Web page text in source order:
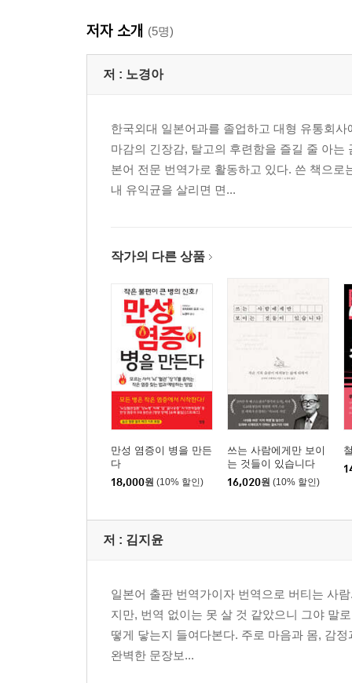
저자 소개 (5명)
저 : 노경아
한국외대 일본어과를 졸업하고 대형 유통회
마감의 긴장감, 탈고의 후련함을 즐길 줄 아
본어 전문 번역가로 활동하고 있다. 쓴 책으
내 유익균을 살리면 면...
작가의 다른 상품
만성 염증이 병을 만든
다
18,000원 (10% 할인)
쓰는 사람에게만 보이
는 것들이 있습니다
16,020원 (10% 할인)
저 : 김지윤
일본어 출판 번역가이자 번역으로 버티는 사
지만, 번역 없이는 못 살 것 같았으니 그야 말
떻게 닿는지 들여다본다. 주로 마음과 몸, 감
완벽한 문장보...